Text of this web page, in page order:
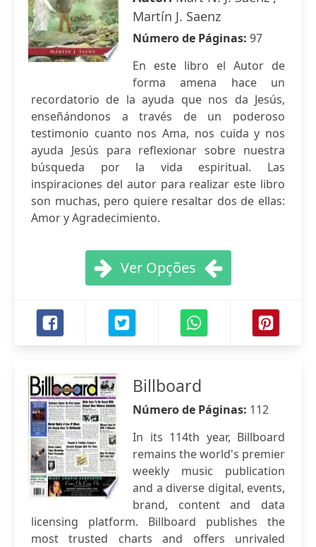
Martín J. Saenz
Número de Páginas: 97
En este libro el Autor de
forma amena hace un
recordatorio de la ayuda que nos da Jesús,
enseñándonos a través de un poderoso
testimonio cuanto nos Ama, nos cuida y nos
ayuda Jesús para reflexionar sobre nuestra
búsqueda por la vida espiritual. Las
inspiraciones del autor para realizar este libro
son muchas, pero quiere resaltar dos de ellas:
Amor y Agradecimiento.
Ver Opções
Billboard
Número de Páginas: 112
In its 114th year, Billboard
remains the world's premier
weekly music publication
and a diverse digital, events,
brand, content and data
licensing platform. Billboard publishes the
most trusted charts and offers unrivaled